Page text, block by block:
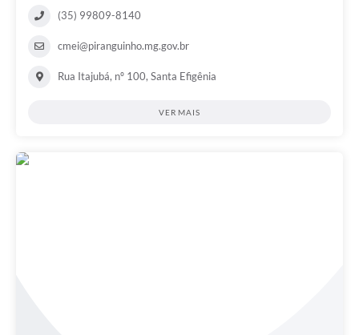
(35) 99809-8140
cmei@piranguinho.mg.gov.br
Rua Itajubá, nº 100, Santa Efigênia
VER MAIS